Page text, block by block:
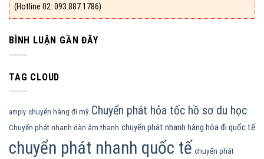
(Hotline 02: 093.887.1786)
BÌNH LUẬN GẦN ĐÂY
TAG CLOUD
amply chuyển hàng đi mỹ Chuyển phát hỏa tốc hồ sơ du học
Chuyển phát nhanh dàn âm thanh chuyển phát nhanh hàng hóa đi quốc tế
chuyển phát nhanh quốc tế chuyển phát